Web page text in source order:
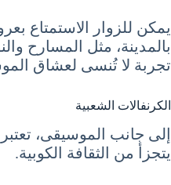
يمكن للزوار الاستمتاع
بالمدينة، مثل المسارح
تجربة لا تُنسى لعشاق
الكرنفالات الشعبية
إلى جانب الموسيقى، تعتبر
يتجزأ من الثقافة الكوبية.